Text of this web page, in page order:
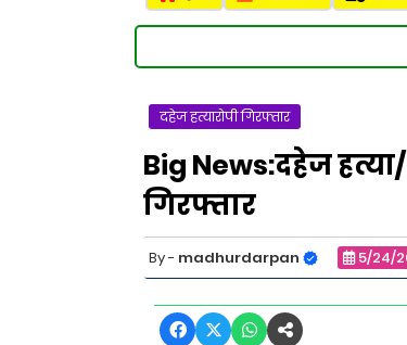
दहेज हत्यारोपी गिरफ्तार
Big News:दहेज
गिरफ्तार
madhurdarpan 5/24/